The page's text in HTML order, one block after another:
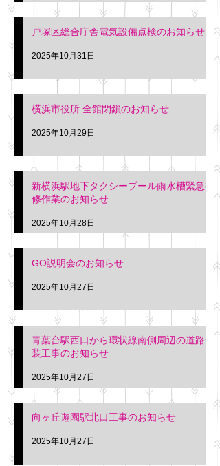
戸塚区総合庁舎電気設備点検のお知らせ
2025年10月31日
横浜市役所 全館閉鎖のお知らせ
2025年10月29日
新横浜駅地下タクシープール雨水槽緊急補
修作業のお知らせ
2025年10月28日
GO説明会のお知らせ
2025年10月27日
青葉台駅西口から環状線南側周辺の道路舗
装工事のお知らせ
2025年10月27日
向ヶ丘遊園駅北口工事のお知らせ
2025年10月27日